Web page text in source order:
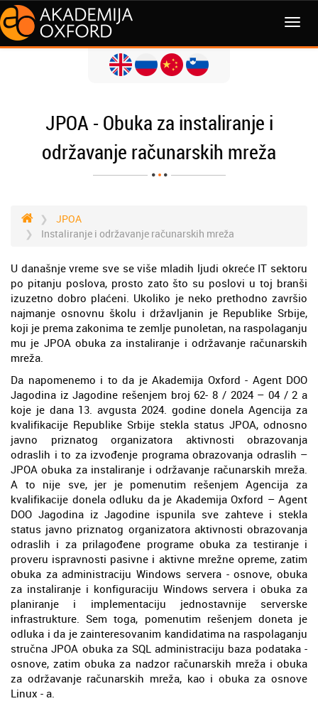
JPOA - Obuka za instaliranje i
održavanje računarskih mreža
JPOA
Instaliranje i održavanje računarskih mreža
U današnje vreme sve se više mladih ljudi okreće IT sektoru
po pitanju poslova, prosto zato što su poslovi u toj branši
izuzetno dobro plaćeni. Ukoliko je neko prethodno završio
najmanje osnovnu školu i državljanin je Republike Srbije,
koji je prema zakonima te zemlje punoletan, na raspolaganju
mu je JPOA obuka za instaliranje i održavanje računarskih
mreža.
Da napomenemo i to da je Akademija Oxford - Agent DOO
Jagodina iz Jagodine rešenjem broj 62- 8 / 2024 – 04 / 2 a
koje je dana 13. avgusta 2024. godine donela Agencija za
kvalifikacije Republike Srbije stekla status JPOA, odnosno
javno priznatog organizatora aktivnosti obrazovanja
odraslih i to za izvođenje programa obrazovanja odraslih –
JPOA obuka za instaliranje i održavanje računarskih mreža.
A to nije sve, jer je pomenutim rešenjem Agencija za
kvalifikacije donela odluku da je Akademija Oxford – Agent
DOO Jagodina iz Jagodine ispunila sve zahteve i stekla
status javno priznatog organizatora aktivnosti obrazovanja
odraslih i za prilagođene programe obuka za testiranje i
proveru ispravnosti pasivne i aktivne mrežne opreme, zatim
obuka za administraciju Windows servera - osnove, obuka
za instaliranje i konfiguraciju Windows servera i obuka za
planiranje i implementaciju jednostavnije serverske
infrastrukture. Sem toga, pomenutim rešenjem doneta je
odluka i da je zainteresovanim kandidatima na raspolaganju
stručna JPOA obuka za SQL administraciju baza podataka -
osnove, zatim obuka za nadzor računarskih mreža i obuka
za održavanje računarskih mreža, kao i obuka za osnove
Linux - a.